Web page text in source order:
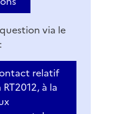
via le
relatif
à la